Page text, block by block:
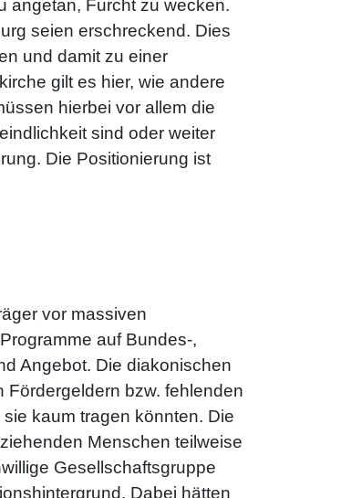
angetan, Furcht zu wecken.
seien erschreckend. Dies
und damit zu einer
gilt es hier, wie andere
hierbei vor allem die
sind oder weiter
Die Positionierung ist
vor massiven
auf Bundes-,
Angebot. Die diakonischen
bzw. fehlenden
kaum tragen könnten. Die
Menschen teilweise
Gesellschaftsgruppe
Dabei hätten